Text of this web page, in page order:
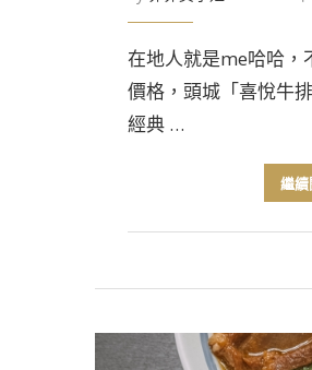
在地人就是me哈哈，
價格，頭城「喜悅牛
經典 …
繼續